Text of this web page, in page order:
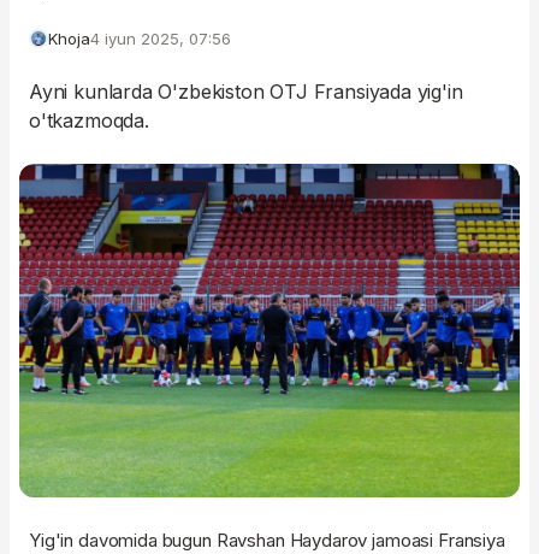
Khoja4 iyun 2025, 07:56
Ayni kunlarda O'zbekiston OTJ Fransiyada yig'in
o'tkazmoqda.
Yig'in davomida bugun Ravshan Haydarov jamoasi Fransiya